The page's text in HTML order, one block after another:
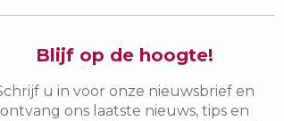
Blijf op de hoogte!
u in voor onze nieuwsbrief en
ontvang ons laatste nieuws, tips en